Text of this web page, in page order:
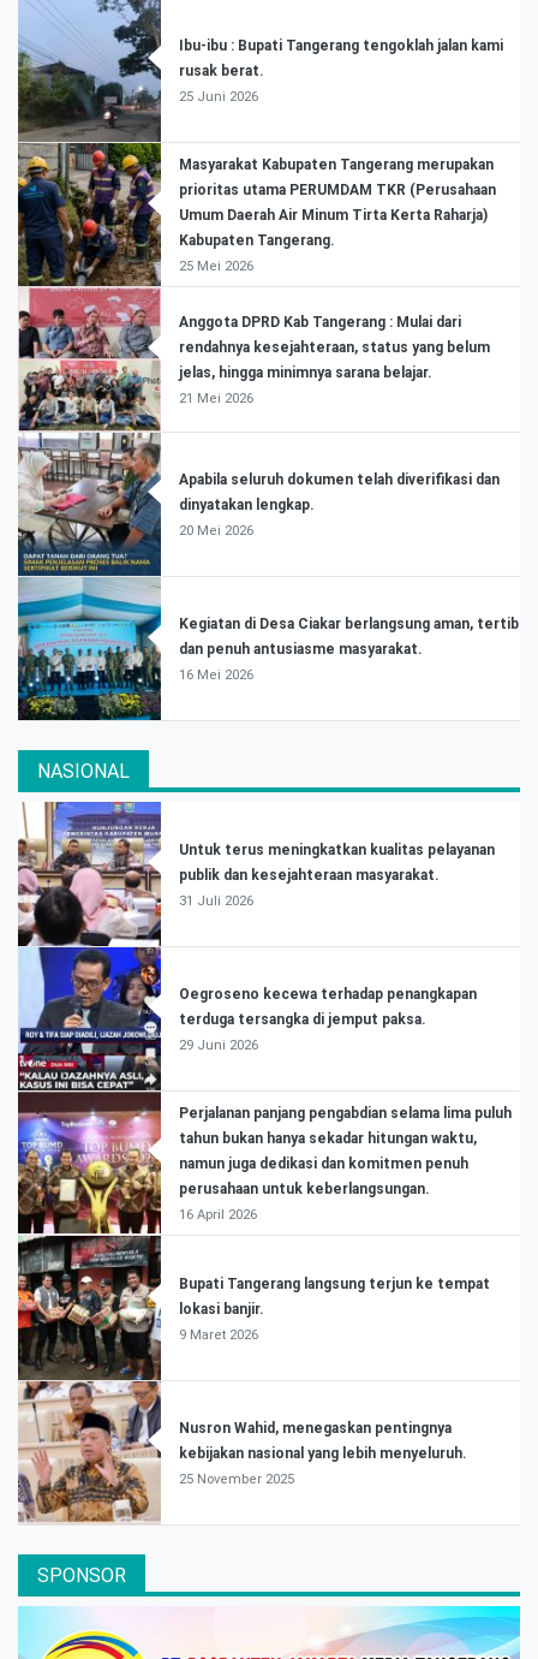
Ibu-ibu : Bupati Tangerang tengoklah jalan kami
rusak berat.
25 Juni 2026
Masyarakat Kabupaten Tangerang merupakan
prioritas utama PERUMDAM TKR (Perusahaan
Umum Daerah Air Minum Tirta Kerta Raharja)
Kabupaten Tangerang.
25 Mei 2026
Anggota DPRD Kab Tangerang : Mulai dari
rendahnya kesejahteraan, status yang belum
jelas, hingga minimnya sarana belajar.
21 Mei 2026
Apabila seluruh dokumen telah diverifikasi dan
dinyatakan lengkap.
20 Mei 2026
Kegiatan di Desa Ciakar berlangsung aman, tertib
dan penuh antusiasme masyarakat.
16 Mei 2026
NASIONAL
Untuk terus meningkatkan kualitas pelayanan
publik dan kesejahteraan masyarakat.
31 Juli 2026
Oegroseno kecewa terhadap penangkapan
terduga tersangka di jemput paksa.
29 Juni 2026
Perjalanan panjang pengabdian selama lima puluh
tahun bukan hanya sekadar hitungan waktu,
namun juga dedikasi dan komitmen penuh
perusahaan untuk keberlangsungan.
16 April 2026
Bupati Tangerang langsung terjun ke tempat
lokasi banjir.
9 Maret 2026
Nusron Wahid, menegaskan pentingnya
kebijakan nasional yang lebih menyeluruh.
25 November 2025
SPONSOR